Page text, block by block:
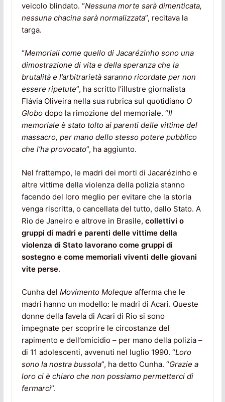
veicolo blindato. “Nessuna morte sarà dimenticata,
nessuna chacina sarà normalizzata”, recitava la
targa.
“Memoriali come quello di Jacarézinho sono una
dimostrazione di vita e della speranza che la
brutalità e l’arbitrarietà saranno ricordate per non
essere ripetute”, ha scritto l’illustre giornalista
Flávia Oliveira nella sua rubrica sul quotidiano O
Globodopo la rimozione del memoriale. “Il
memoriale è stato tolto ai parenti delle vittime del
massacro, per mano dello stesso potere pubblico
che l’ha provocato”, ha aggiunto.
Nel frattempo, le madri dei morti di Jacarézinho e
altre vittime della violenza della polizia stanno
facendo del loro meglio per evitare che la storia
venga riscritta, o cancellata del tutto, dallo Stato. A
Rio de Janeiro e altrove in Brasile, collettivi o
gruppi di madri e parenti delle vittime della
violenza di Stato lavorano come gruppi di
sostegno e come memoriali viventi delle giovani
vite perse.
Cunha del Movimento Moleque afferma che le
madri hanno un modello: le madri di Acari. Queste
donne della favela di Acari di Rio si sono
impegnate per scoprire le circostanze del
rapimento e dell’omicidio – per mano della polizia –
di 11 adolescenti, avvenuti nel luglio 1990. “Loro
sono la nostra bussola”, ha detto Cunha. “Grazie a
loro ci è chiaro che non possiamo permetterci di
fermarci”.